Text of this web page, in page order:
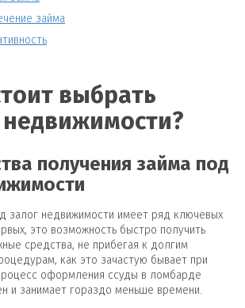
займа
выбрать
получения займа под
залог недвижимости имеет ряд ключевых
это возможность быстро получить
средства, не прибегая к долгим
как это зачастую бывает при
оформления ссуды в ломбарде
и занимает гораздо меньше времени.